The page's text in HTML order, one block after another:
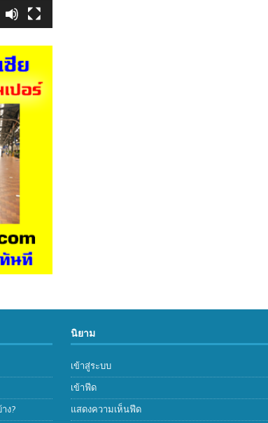
ง?
นิยาม
เข้าสู่ระบบ
เข้าฟีด
แสดงความเห็นฟีด